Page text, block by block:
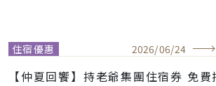
住宿優惠 2026/06/24
【仲夏回饗】持老爺集團住宿券 免